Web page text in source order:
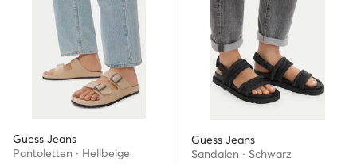
Guess Jeans
Pantoletten · Hellbeige
Guess Jeans
Sandalen · Schwarz